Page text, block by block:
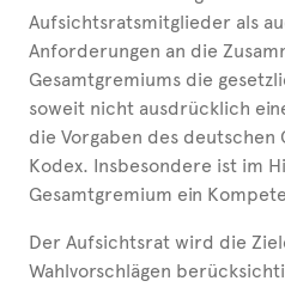
Aufsichtsratsmitglieder als
Anforderungen an die
Gesamtgremiums die
soweit nicht ausdrücklich
die Vorgaben des deutschen
Kodex. Insbesondere ist im
Gesamtgremium ein
Der Aufsichtsrat wird die
Wahlvorschlägen